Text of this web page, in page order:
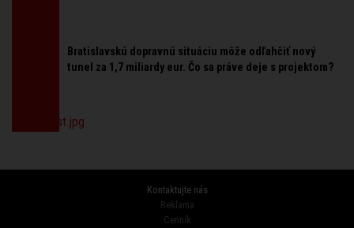
Bratislavskú dopravnú situáciu môže odľahčiť nový
tunel za 1,7 miliardy eur. Čo sa práve deje s projektom?
Kontaktujte nás
Reklama
Cenník